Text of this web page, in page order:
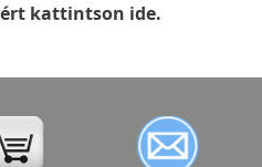
kattintson ide.